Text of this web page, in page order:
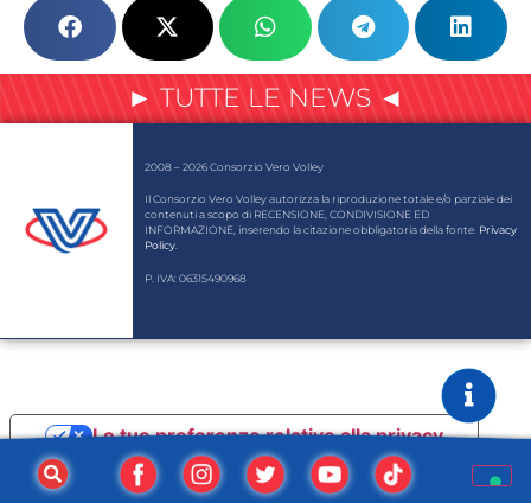
► TUTTE LE NEWS ◄
2008 – 2026 Consorzio Vero Volley
Il Consorzio Vero Volley autorizza la riproduzione totale e/o parziale dei
contenuti a scopo di RECENSIONE, CONDIVISIONE ED
INFORMAZIONE, inserendo la citazione obbligatoria della fonte. Privacy
Policy.
P. IVA: 06315490968
Informativa sulla raccolta
Le tue preferenze relative alla privacy